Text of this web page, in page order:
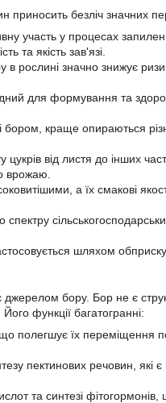
приносить безліч значних
участь у процесах
та якість зав'язі.
в рослині значно знижує
для формування та
бором, краще опираються
цукрів від листя до інших
врожаю.
а їх смакові
спектру
шляхом
бору. Бор не є
функції багатогранні:
полегшує їх переміщення
пектинових речовин, які
та синтезі